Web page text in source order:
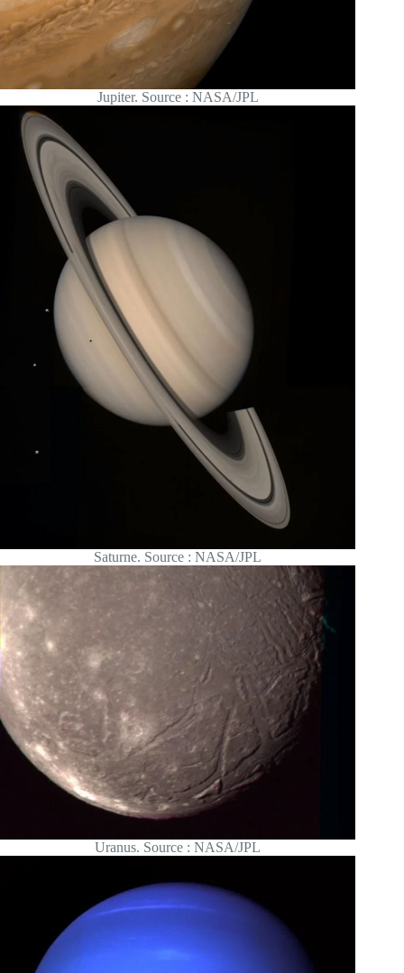
Jupiter. Source : NASA/JPL
Saturne. Source : NASA/JPL
Uranus. Source : NASA/JPL